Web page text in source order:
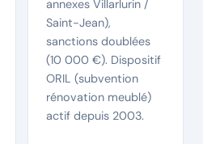
annexes Villarlurin /
Saint-Jean),
sanctions doublées
(10 000 €). Dispositif
ORIL (subvention
rénovation meublé)
actif depuis 2003.